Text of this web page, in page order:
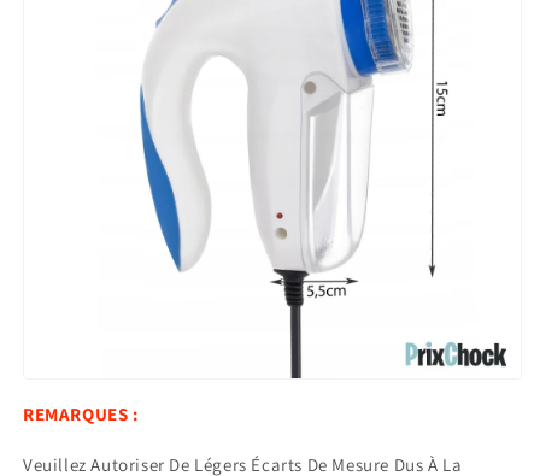
REMARQUES :
Veuillez Autoriser De Légers Écarts De Mesure Dus À La